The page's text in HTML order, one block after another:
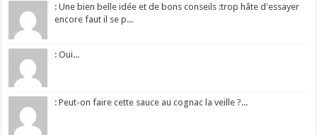
: Une bien belle idée et de bons conseils :trop hâte d'essayer
encore faut il se p...
: Oui...
: Peut-on faire cette sauce au cognac la veille ?...